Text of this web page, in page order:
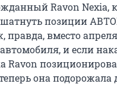
Ravon Nexia,
позиции
вместо
и если
Ravon
она подорожала